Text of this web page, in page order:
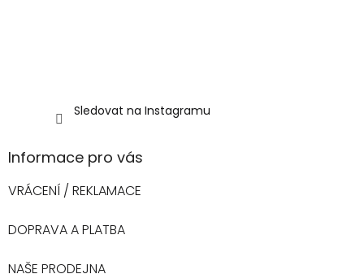
Sledovat na Instagramu
Informace pro vás
VRÁCENÍ / REKLAMACE
DOPRAVA A PLATBA
NAŠE PRODEJNA